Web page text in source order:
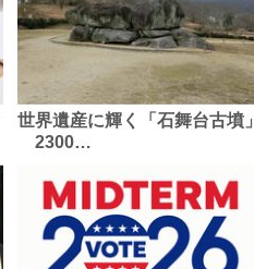
世界遺産に輝く「石舞台古墳」
2300…